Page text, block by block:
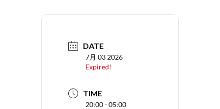
DATE
7月 03 2026
Expired!
TIME
20:00 - 05:00